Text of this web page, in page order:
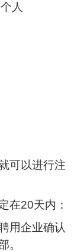
人
可以进行注
20天内：
用企业确认
。